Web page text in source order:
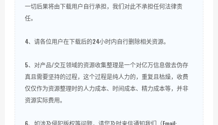
一切后果将由下载用户自行承担，我们对此不承担任何法律责
任。
4、请各位用户在下载后的24小时内自行删除相关资源。
5、对产品/交互领域的资源收集整理是一个对亿万信息做去伪存
真且需要坚持的过程，这个过程是纯人力的，重复且枯燥，收费
仅仅作为资源整理时的人力成本、时间成本、精力成本等，并非
资源实际费用。
6、如涉及侵犯版权等问题，请您及时来信通知我们（Email: